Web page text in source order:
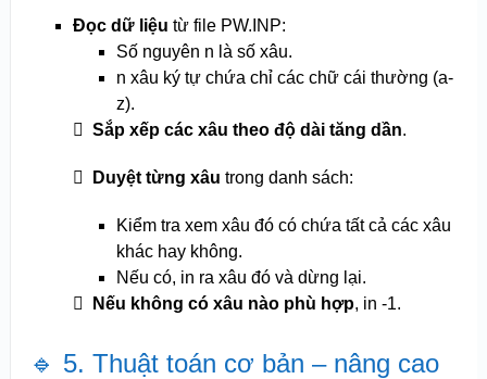
Đọc dữ liệu từ file PW.INP:
Số nguyên n là số xâu.
n xâu ký tự chứa chỉ các chữ cái thường (a-
z).
 Sắp xếp các xâu theo độ dài tăng dần.
 Duyệt từng xâu trong danh sách:
Kiểm tra xem xâu đó có chứa tất cả các xâu
khác hay không.
Nếu có, in ra xâu đó và dừng lại.

Nếu không có xâu nào phù hợp, in -1.
🔹 5. Thuật toán cơ bản – nâng cao